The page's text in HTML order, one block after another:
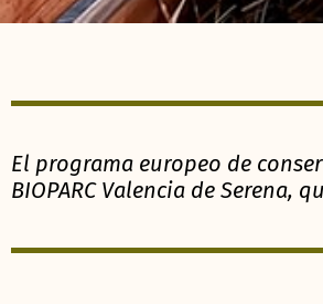
El programa europeo de
BIOPARC Valencia de Serena,